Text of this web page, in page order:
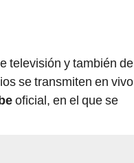
televisión y también de
se transmiten en vivo
oficial, en el que se